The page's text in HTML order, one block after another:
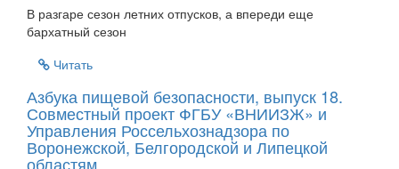
В разгаре сезон летних отпусков, а впереди еще
бархатный сезон
Читать
Азбука пищевой безопасности, выпуск 18.
Совместный проект ФГБУ «ВНИИЗЖ» и
Управления Россельхознадзора по
Воронежской, Белгородской и Липецкой
областям